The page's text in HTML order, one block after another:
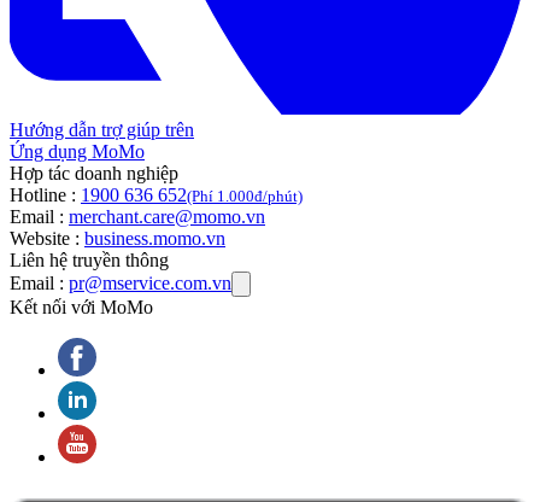
Hướng dẫn trợ giúp trên
Ứng dụng MoMo
Hợp tác doanh nghiệp
Hotline : 1900 636 652(Phí 1.000đ/phút)
Email : merchant.care@momo.vn
Website : business.momo.vn
Liên hệ truyền thông
Email : pr@mservice.com.vn
Kết nối với MoMo